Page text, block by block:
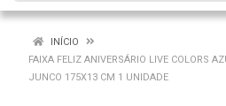
INÍCIO
FAIXA FELIZ ANIVERSÁRIO LIVE COLORS
JUNCO 175X13 CM 1 UNIDADE